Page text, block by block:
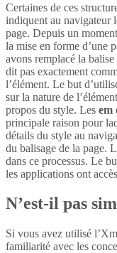
Certaines de ces
indiquent au navigateur
page. Depuis un
la mise en forme d’une
avons remplacé la balise
dit pas exactement
l’élément. Le but
sur la nature de
propos du style. Les em
principale raison pour
détails du style au
du balisage de la page.
dans ce processus. Le
les applications ont
N’est-il pas
Si vous avez utilisé
familiarité avec les